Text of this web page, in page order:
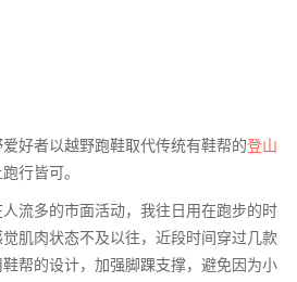
好者以越野跑鞋取代传统有鞋帮的登山
行皆可。
流多的市面活动，我往日用在跑步的时
肌肉状态不及以往，近段时间穿过几款
鞋帮的设计，加强脚踝支撑，避免因为小